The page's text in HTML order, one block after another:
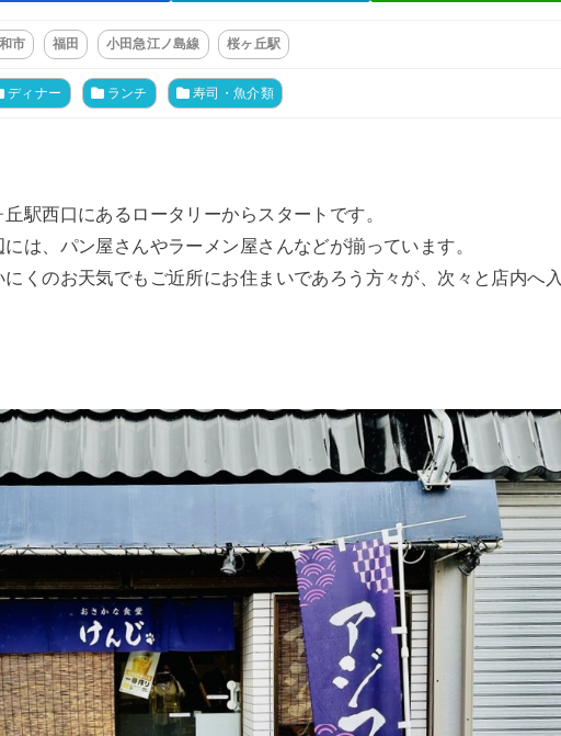
市 福田 小田急江ノ島線 桜ヶ丘駅
ディナー ランチ 寿司・魚介類
駅西口にあるロータリーからスタートです。
は、パン屋さんやラーメン屋さんなどが揃っています。
くのお天気でもご近所にお住まいであろう方々が、次々と店内へ入